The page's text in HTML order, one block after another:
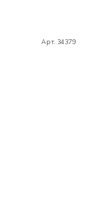
Арт. 34379